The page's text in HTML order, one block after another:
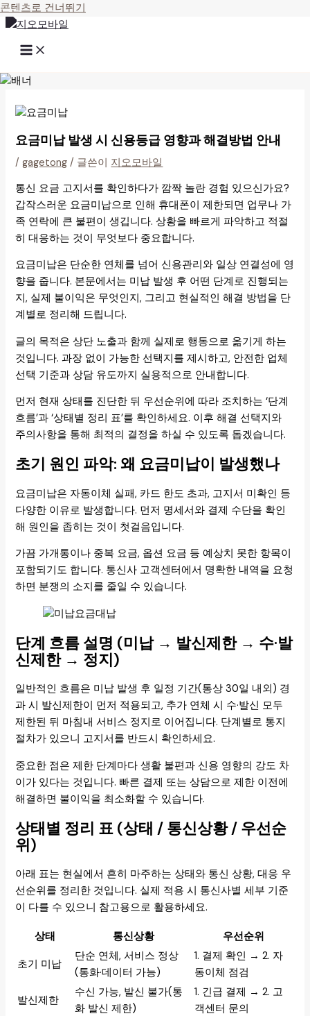
콘텐츠로 건너뛰기
요금미납 발생 시 신용등급 영향과 해결방법 안내
/gagetong / 글쓴이 지오모바일
통신 요금 고지서를 확인하다가 깜짝 놀란 경험 있으신가요?
갑작스러운 요금미납으로 인해 휴대폰이 제한되면 업무나 가
족 연락에 큰 불편이 생깁니다. 상황을 빠르게 파악하고 적절
히 대응하는 것이 무엇보다 중요합니다.
요금미납은 단순한 연체를 넘어 신용관리와 일상 연결성에 영
향을 줍니다. 본문에서는 미납 발생 후 어떤 단계로 진행되는
지, 실제 불이익은 무엇인지, 그리고 현실적인 해결 방법을 단
계별로 정리해 드립니다.
글의 목적은 상단 노출과 함께 실제로 행동으로 옮기게 하는
것입니다. 과장 없이 가능한 선택지를 제시하고, 안전한 업체
선택 기준과 상담 유도까지 실용적으로 안내합니다.
먼저 현재 상태를 진단한 뒤 우선순위에 따라 조치하는 ‘단계
흐름’과 ‘상태별 정리 표’를 확인하세요. 이후 해결 선택지와
주의사항을 통해 최적의 결정을 하실 수 있도록 돕겠습니다.
초기 원인 파악: 왜 요금미납이 발생했나
요금미납은 자동이체 실패, 카드 한도 초과, 고지서 미확인 등
다양한 이유로 발생합니다. 먼저 명세서와 결제 수단을 확인
해 원인을 좁히는 것이 첫걸음입니다.
가끔 가개통이나 중복 요금, 옵션 요금 등 예상치 못한 항목이
포함되기도 합니다. 통신사 고객센터에서 명확한 내역을 요청
하면 분쟁의 소지를 줄일 수 있습니다.
단계 흐름 설명 (미납 → 발신제한 → 수·발
신제한 → 정지)
일반적인 흐름은 미납 발생 후 일정 기간(통상 30일 내외) 경
과 시 발신제한이 먼저 적용되고, 추가 연체 시 수·발신 모두
제한된 뒤 마침내 서비스 정지로 이어집니다. 단계별로 통지
절차가 있으니 고지서를 반드시 확인하세요.
중요한 점은 제한 단계마다 생활 불편과 신용 영향의 강도 차
이가 있다는 것입니다. 빠른 결제 또는 상담으로 제한 이전에
해결하면 불이익을 최소화할 수 있습니다.
상태별 정리 표 (상태 / 통신상황 / 우선순
위)
아래 표는 현실에서 흔히 마주하는 상태와 통신 상황, 대응 우
선순위를 정리한 것입니다. 실제 적용 시 통신사별 세부 기준
이 다를 수 있으니 참고용으로 활용하세요.
상태 통신상황 우선순위
초기 미납
단순 연체, 서비스 정상
(통화·데이터 가능)
1. 결제 확인 → 2. 자
동이체 점검
발신제한
수신 가능, 발신 불가(통
화 발신 제한)
1. 긴급 결제 → 2. 고
객센터 문의